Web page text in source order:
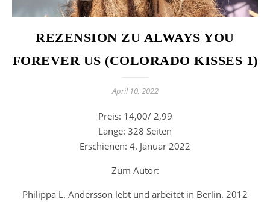
REZENSION ZU ALWAYS YOU
FOREVER US (COLORADO KISSES 1)
April 10, 2022
Preis: 14,00/ 2,99
Länge: 328 Seiten
Erschienen: 4. Januar 2022
Zum Autor:
Philippa L. Andersson lebt und arbeitet in Berlin. 2012